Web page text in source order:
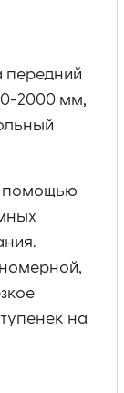
передний
2000 мм,
помощью
на